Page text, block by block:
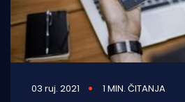
03 ruj. 2021 1 MIN. ČITANJA